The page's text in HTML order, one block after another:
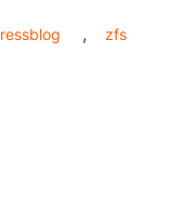
, zfs